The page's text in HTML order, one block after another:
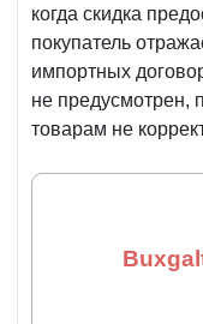
когда скидка
покупатель
импортных
не
товарам не